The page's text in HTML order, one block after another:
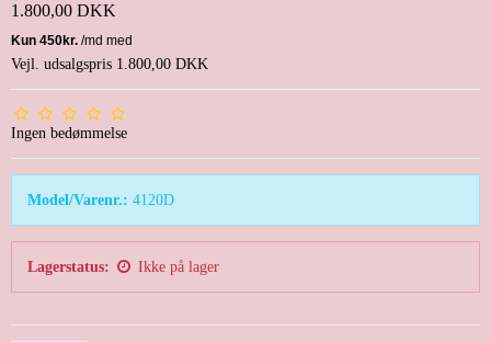
1.800,00 DKK
Vejl. udsalgspris 1.800,00 DKK
Ingen bedømmelse
Model/Varenr.: 4120D
Lagerstatus: Ikke på lager